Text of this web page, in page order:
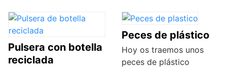
Pulsera con botella
reciclada
Peces de plástico
Hoy os traemos unos
peces de plástico